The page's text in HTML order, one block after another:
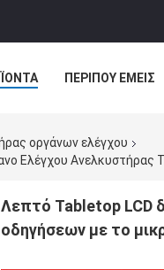
ΠΕΡΊΠΟΥ ΕΜΕΊΣ
οργάνων ελέγχου
Ελέγχου
Λεπτό Tabletop LCD
οδηγήσεων με το